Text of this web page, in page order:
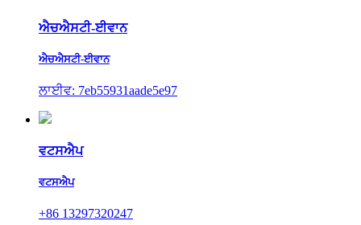
ਐਚਐਸਟੀ-ਈਵਾਨ
ਐਚਐਸਟੀ-ਈਵਾਨ
ਲਾਈਵ: 7eb55931aade5e97
ਵਟਸਐਪ
ਵਟਸਐਪ
+86 13297320247